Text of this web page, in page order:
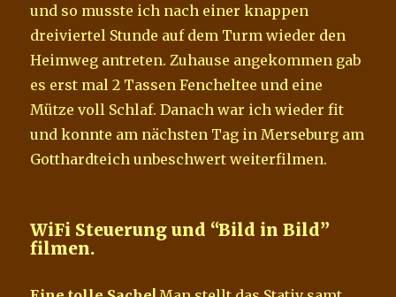
und so musste ich nach einer knappen
dreiviertel Stunde auf dem Turm wieder den
Heimweg antreten. Zuhause angekommen gab
es erst mal 2 Tassen Fencheltee und eine
Mütze voll Schlaf. Danach war ich wieder fit
und konnte am nächsten Tag in Merseburg am
Gotthardteich unbeschwert weiterfilmen.
WiFi Steuerung und “Bild in Bild”
filmen.